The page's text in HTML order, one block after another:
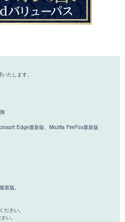
たします。
Edge最新版、Mozilla FireFox最新版
新版。
さい。
い。